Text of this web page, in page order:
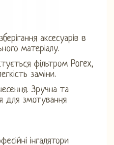
аксесуарів в
матеріалу.
фільтром Porex,
заміни.
Зручна та
для змотування
інгалятори